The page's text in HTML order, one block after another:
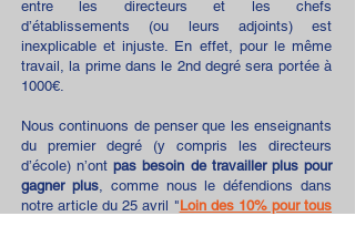
entre les directeurs et les chefs
d’établissements (ou leurs adjoints) est
inexplicable et injuste. En effet, pour le même
travail, la prime dans le 2nd degré sera portée à
1000€.
Nous continuons de penser que les enseignants
du premier degré (y compris les directeurs
d’école) n’ontpas besoin de travailler plus pour
gagner plus, comme nous le défendions dans
notre article du 25 avril "Loin des 10% pour tous